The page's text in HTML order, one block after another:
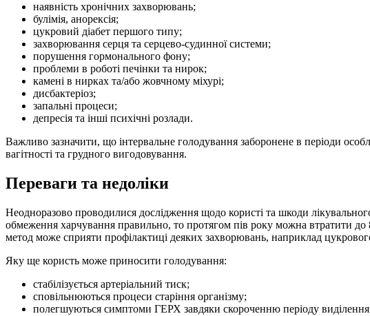
наявність хронічних захворювань;
булімія, анорексія;
цукровий діабет першого типу;
захворювання серця та серцево-судинної системи;
порушення гормонального фону;
проблеми в роботі печінки та нирок;
камені в нирках та/або жовчному міхурі;
дисбактеріоз;
запальні процеси;
депресія та інші психічні розлади.
Важливо зазначити, що інтервальне голодування заборонене в періоди
вагітності та грудного вигодовування.
Переваги та недоліки
Неодноразово проводилися дослідження щодо користі та шкоди
обмеження харчування правильно, то протягом пів року можна втратити до
метод може сприяти профілактиці деяких захворювань, наприклад
Яку ще користь може приносити голодування:
стабілізується артеріальний тиск;
сповільнюються процеси старіння організму;
полегшуються симптоми ГЕРХ завдяки скороченню періоду